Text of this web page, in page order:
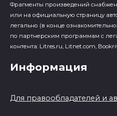
Фрагменты произведений
или на официальную страницу
легально (в конце
по партнерским программам с
контента: Litres.ru, Litnet.com,
Информация
Для правообладателей и